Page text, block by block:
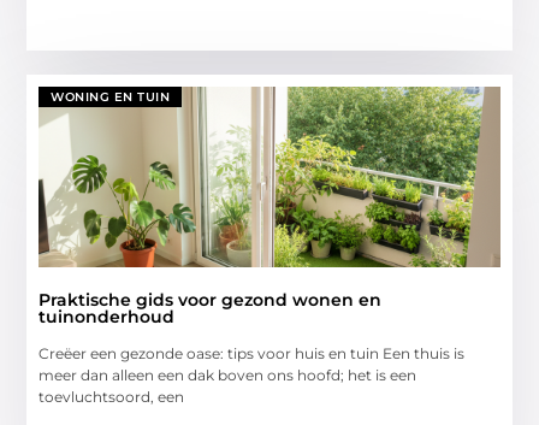
WONING EN TUIN
Praktische gids voor gezond wonen en
tuinonderhoud
Creëer een gezonde oase: tips voor huis en tuin Een thuis is
meer dan alleen een dak boven ons hoofd; het is een
toevluchtsoord, een